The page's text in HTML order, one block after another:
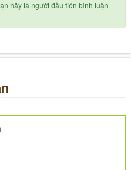
hãy là người đầu tiên bình luận